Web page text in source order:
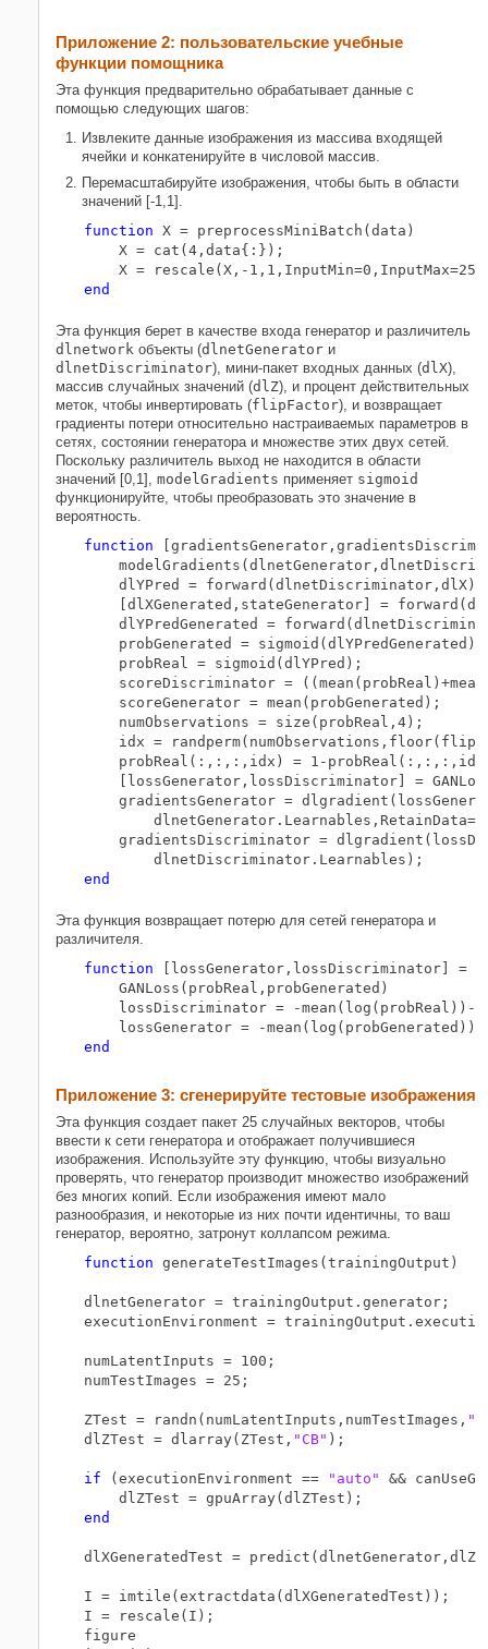
Приложение 2: пользовательские учебные
функции помощника
Эта функция предварительно обрабатывает данные с
помощью следующих шагов:
Извлеките данные изображения из массива входящей
ячейки и конкатенируйте в числовой массив.
Перемасштабируйте изображения, чтобы быть в области
значений [-1,1].
function X = preprocessMiniBatch(data)
    X = cat(4,data{:});
end
Эта функция берет в качестве входа генератор и различитель
dlnetwork объекты (dlnetGenerator и
dlnetDiscriminator), мини-пакет входных данных (dlX),
массив случайных значений (dlZ), и процент действительных
меток, чтобы инвертировать (flipFactor), и возвращает
градиенты потери относительно настраиваемых параметров в
сетях, состоянии генератора и множестве этих двух сетей.
Поскольку различитель выход не находится в области
значений [0,1], modelGradients применяет sigmoid
функционируйте, чтобы преобразовать это значение в
вероятность.
function
    dlYPred = forward(dlnetDiscriminator,dlX);
[dlXGenerated,stateGenerator] =
dlYPredGenerated =
    probGenerated = sigmoid(dlYPredGenerated);
    probReal = sigmoid(dlYPred);
scoreDiscriminator =
    scoreGenerator = mean(probGenerated);
    numObservations = size(probReal,4);
idx =
probReal(:,:,:,idx) = 1-
[lossGenerator,lossDiscriminator] =
gradientsGenerator =
gradientsDiscriminator =
end
Эта функция возвращает потерю для сетей генератора и
различителя.
function [lossGenerator,lossDiscriminator] =
    GANLoss(probReal,probGenerated)
lossDiscriminator = -mean(log(probReal))-
end
Приложение 3: сгенерируйте тестовые изображения
Эта функция создает пакет 25 случайных векторов, чтобы
ввести к сети генератора и отображает получившиеся
изображения. Используйте эту функцию, чтобы визуально
проверять, что генератор производит множество изображений
без многих копий. Если изображения имеют мало
разнообразия, и некоторые из них почти идентичны, то ваш
генератор, вероятно, затронут коллапсом режима.
function generateTestImages(trainingOutput)
dlnetGenerator = trainingOutput.generator;
executionEnvironment =
numLatentInputs = 100;
numTestImages = 25;
ZTest = randn(numLatentInputs,numTestImages,
dlZTest = dlarray(ZTest, "CB" );
if (executionEnvironment == "auto"
&&
end
dlXGeneratedTest =
I = imtile(extractdata(dlXGeneratedTest));
I = rescale(I);
figure